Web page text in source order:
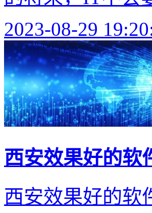
2023-08-29
西安效果好的软
西安效果好的软